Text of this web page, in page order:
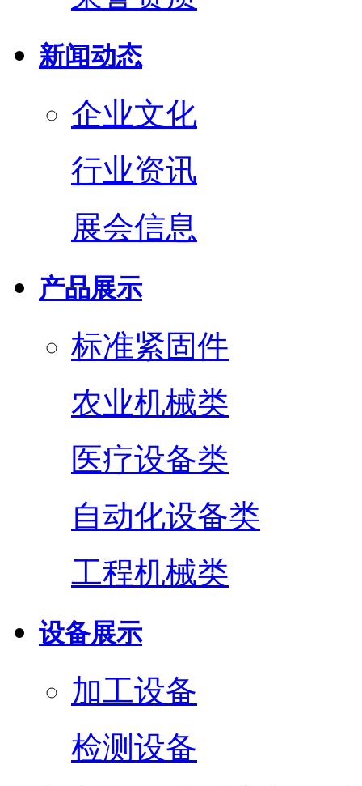
新闻动态
企业文化
行业资讯
展会信息
产品展示
标准紧固件
农业机械类
医疗设备类
自动化设备类
工程机械类
设备展示
加工设备
检测设备